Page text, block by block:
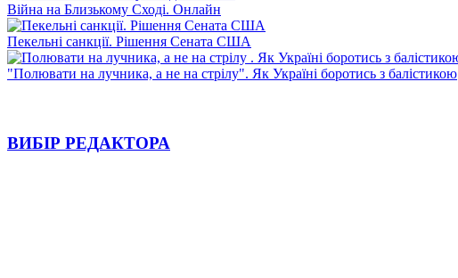
Війна на Близькому Сході. Онлайн
Пекельні санкції. Рішення Сената США
"Полювати на лучника, а не на стрілу". Як Україні боротись з балістикою
ВИБІР РЕДАКТОРА